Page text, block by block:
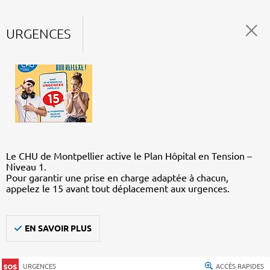
URGENCES
Le CHU de Montpellier active le Plan Hôpital en Tension –
Niveau 1.
Pour garantir une prise en charge adaptée à chacun,
appelez le 15 avant tout déplacement aux urgences.
EN SAVOIR PLUS
URGENCES ACCÈS RAPIDES